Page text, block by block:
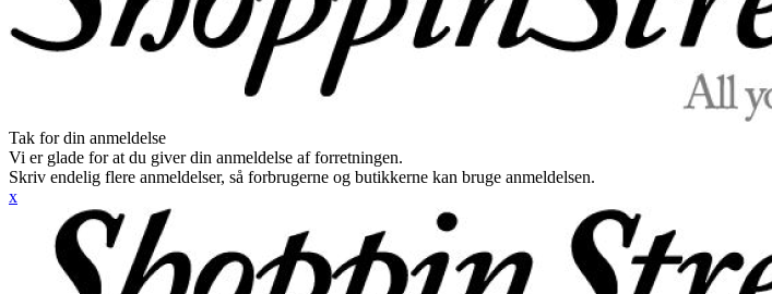
Tak for din anmeldelse
Vi er glade for at du giver din anmeldelse af forretningen.
Skriv endelig flere anmeldelser, så forbrugerne og butikkerne kan bruge anmeldelsen.
x